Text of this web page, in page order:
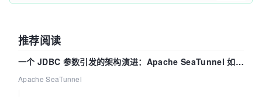
推荐阅读
一个 JDBC 参数引发的架构演进：Apache SeaTunnel 如何
解决数据同步中的“定时 Flush”难题
Apache SeaTunnel